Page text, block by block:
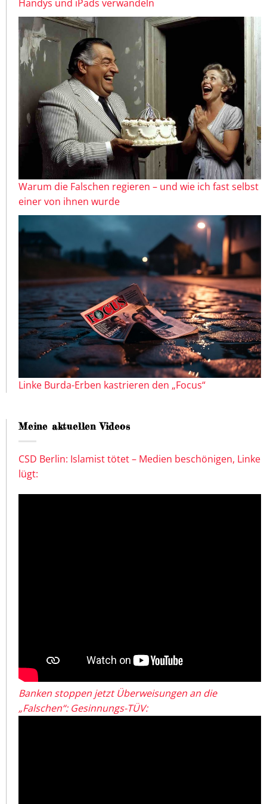
Handys und iPads verwandeln
Warum die Falschen regieren – und wie ich fast selbst
einer von ihnen wurde
Linke Burda-Erben kastrieren den „Focus“
Meine aktuellen Videos
CSD Berlin: Islamist tötet – Medien beschönigen, Linke
lügt:
Banken stoppen jetzt Überweisungen an die
„Falschen“: Gesinnungs-TÜV: